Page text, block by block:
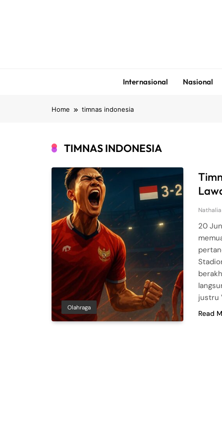
Internasional Nasional
Home timnas indonesia
TIMNAS INDONESIA
Olahraga
20
justru
Read